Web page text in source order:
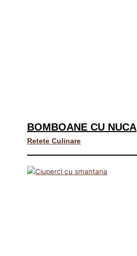
BOMBOANE CU NUCA
Retete Culinare